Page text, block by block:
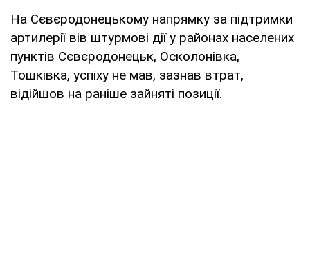
На Сєвєродонецькому напрямку за підтримки
артилерії вів штурмові дії у районах населених
пунктів Сєвєродонецьк, Осколонівка,
Тошківка, успіху не мав, зазнав втрат,
відійшов на раніше зайняті позиції.